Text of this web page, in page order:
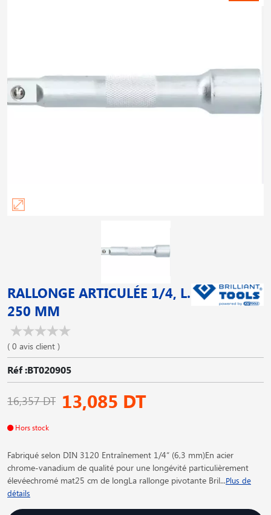
RALLONGE ARTICULÉE 1/4, L.
250 MM
( 0 avis client )
Réf :BT020905
16,357 DT 13,085 DT
Hors stock
Fabriqué selon DIN 3120 Entraînement 1/4“ (6,3 mm)En acier
chrome-vanadium de qualité pour une longévité particulièrement
élevéechromé mat25 cm de longLa rallonge pivotante Bril...Plus de
détails